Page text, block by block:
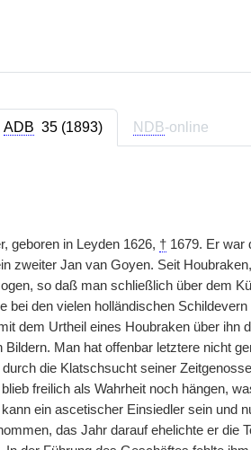
ADB 35 (1893) NDB-online
geboren in Leyden 1626, †1679. Er war
zweiter Jan van Goyen. Seit
so daß man schließlich über dem
bei den vielen holländischen
dem Urtheil eines Houbraken über ihn
Man hat offenbar letztere nicht
die Klatschsucht seiner
freilich als Wahrheit noch hängen,
ein ascetischer Einsiedler sein und
das Jahr darauf ehelichte er die